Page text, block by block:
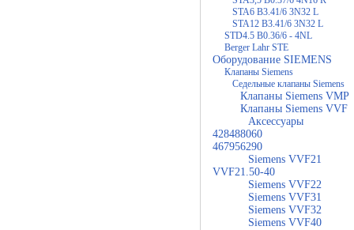
STA6 B3.41/6 3N32 L
STA12 B3.41/6 3N32 L
STD4.5 B0.36/6 - 4NL
Berger Lahr STE
Оборудование SIEMENS
Клапаны Siemens
Седельные клапаны Siemens
Клапаны Siemens VMP
Клапаны Siemens VVF
Аксессуары
428488060
467956290
Siemens VVF21
VVF21.50-40
Siemens VVF22
Siemens VVF31
Siemens VVF32
Siemens VVF40